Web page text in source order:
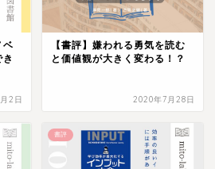
ベ
2日
【書評】嫌われる勇気を読む
と価値観が大きく変わる！？
2020年7月28日
書評